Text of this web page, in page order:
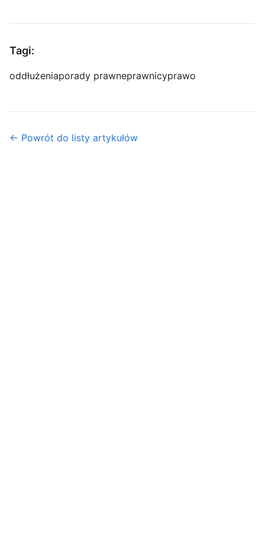
Tagi:
oddłużeniaporady prawneprawnicyprawo
← Powrót do listy artykułów